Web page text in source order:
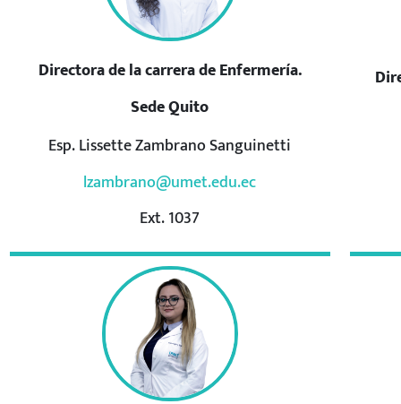
Directora de la carrera de Enfermería.
Sede Quito
Esp. Lissette Zambrano Sanguinetti
lzambrano@umet.edu.ec
Ext. 1037